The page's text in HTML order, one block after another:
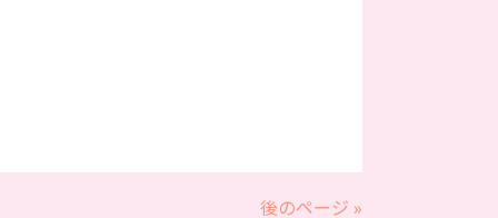
後のページ »